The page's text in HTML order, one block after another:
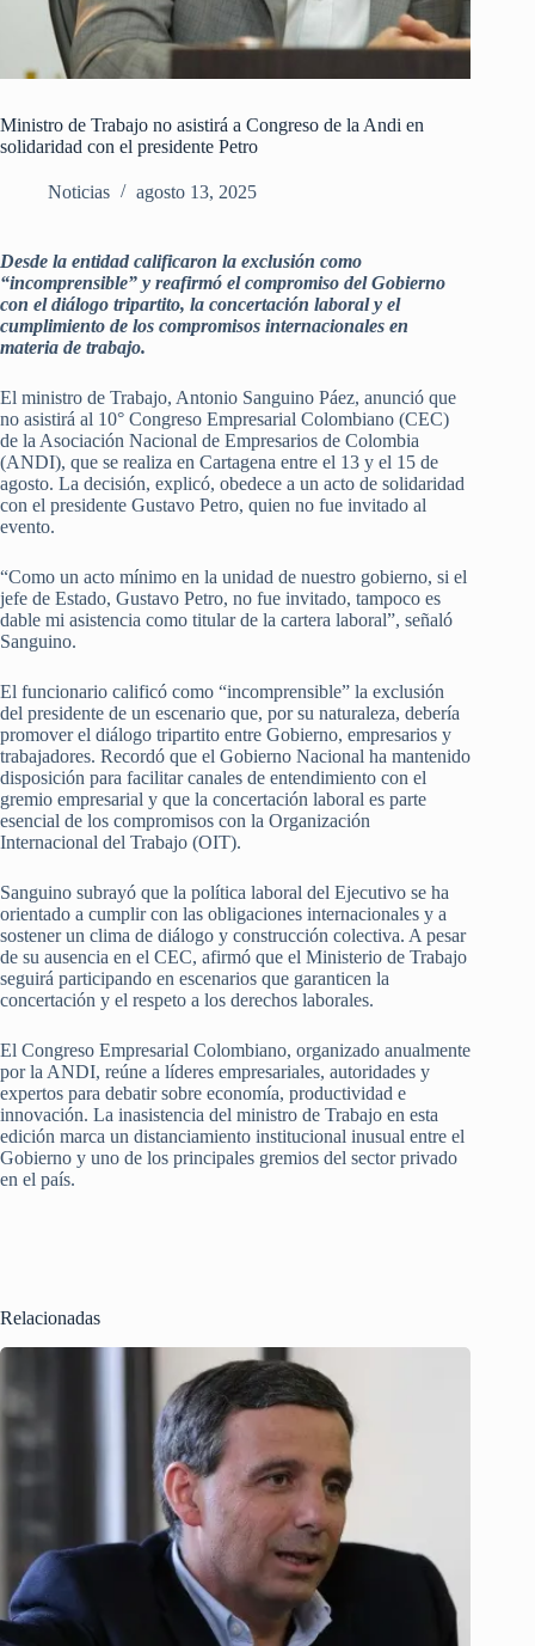
Ministro de Trabajo no asistirá a Congreso de la Andi en
solidaridad con el presidente Petro
Noticias agosto 13, 2025
Desde la entidad calificaron la exclusión como
“incomprensible” y reafirmó el compromiso del Gobierno
con el diálogo tripartito, la concertación laboral y el
cumplimiento de los compromisos internacionales en
materia de trabajo.
El ministro de Trabajo, Antonio Sanguino Páez, anunció que
no asistirá al 10° Congreso Empresarial Colombiano (CEC)
de la Asociación Nacional de Empresarios de Colombia
(ANDI), que se realiza en Cartagena entre el 13 y el 15 de
agosto. La decisión, explicó, obedece a un acto de solidaridad
con el presidente Gustavo Petro, quien no fue invitado al
evento.
“Como un acto mínimo en la unidad de nuestro gobierno, si el
jefe de Estado, Gustavo Petro, no fue invitado, tampoco es
dable mi asistencia como titular de la cartera laboral”, señaló
Sanguino.
El funcionario calificó como “incomprensible” la exclusión
del presidente de un escenario que, por su naturaleza, debería
promover el diálogo tripartito entre Gobierno, empresarios y
trabajadores. Recordó que el Gobierno Nacional ha mantenido
disposición para facilitar canales de entendimiento con el
gremio empresarial y que la concertación laboral es parte
esencial de los compromisos con la Organización
Internacional del Trabajo (OIT).
Sanguino subrayó que la política laboral del Ejecutivo se ha
orientado a cumplir con las obligaciones internacionales y a
sostener un clima de diálogo y construcción colectiva. A pesar
de su ausencia en el CEC, afirmó que el Ministerio de Trabajo
seguirá participando en escenarios que garanticen la
concertación y el respeto a los derechos laborales.
El Congreso Empresarial Colombiano, organizado anualmente
por la ANDI, reúne a líderes empresariales, autoridades y
expertos para debatir sobre economía, productividad e
innovación. La inasistencia del ministro de Trabajo en esta
edición marca un distanciamiento institucional inusual entre el
Gobierno y uno de los principales gremios del sector privado
en el país.
Relacionadas